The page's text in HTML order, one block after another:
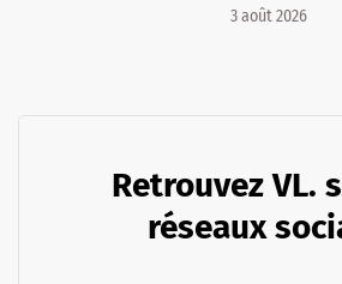
3 août 2026
Retrouvez VL.
réseaux